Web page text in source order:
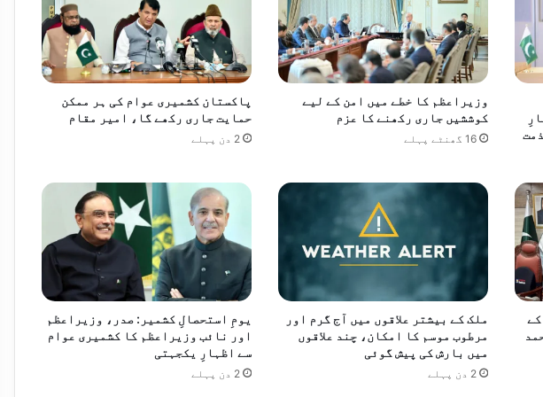
پاکستان نے ویسٹ انڈیز کو 8 وکٹوں سے شکست دے کر ٹیسٹ سیریز 1-1 سے برابر کر دی، عبداللہ شفیق پلیئر آف دی میچ قرار
آج بھی گرم اور مرطوب موسم، بالائی علاقوں میں بارش کا امکان
کی قیمتوں میں ردوبدل کر دیا، پیٹرول مہنگا، ڈیزل سستا
بنیادی شعبوں میں تعاون کے نئے مواقع تلاش کرنے پر اتفاق
وزیراعظم کا خطے میں امن کے لیے
کوششیں جاری رکھنے کا عزم
16 گھنٹے پہلے
پاکستان کشمیری عوام کی ہر ممکن
حمایت جاری رکھے گا، امیر مقام
2 دن پہلے
ملک کے بیشتر علاقوں میں آج گرم اور
مرطوب موسم کا امکان، چند علاقوں
میں بارش کی پیش گوئی
2 دن پہلے
یومِ استحصالِ کشمیر: صدر، وزیراعظم
اور نائب وزیراعظم کا کشمیری عوام
سے اظہارِ یکجہتی
2 دن پہلے